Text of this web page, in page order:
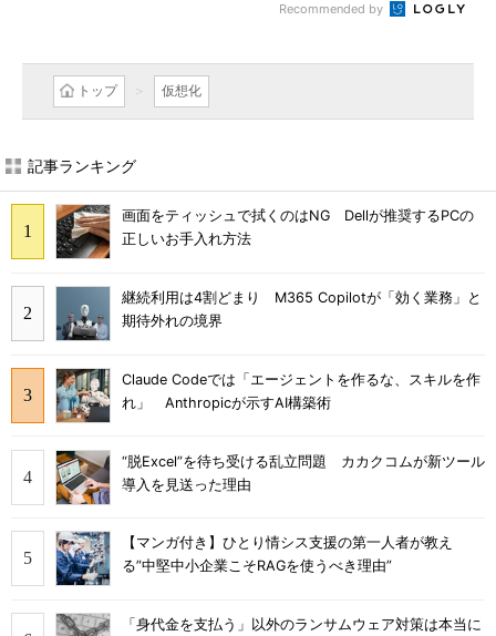
Recommended by
トップ 仮想化
記事ランキング
画面をティッシュで拭くのはNG Dellが推奨するPCの
正しいお手入れ方法
継続利用は4割どまり M365 Copilotが「効く業務」と
期待外れの境界
Claude Codeでは「エージェントを作るな、スキルを作
れ」 Anthropicが示すAI構築術
“脱Excel”を待ち受ける乱立問題 カカクコムが新ツール
導入を見送った理由
【マンガ付き】ひとり情シス支援の第一人者が教え
る”中堅中小企業こそRAGを使うべき理由”
「身代金を支払う」以外のランサムウェア対策は本当に